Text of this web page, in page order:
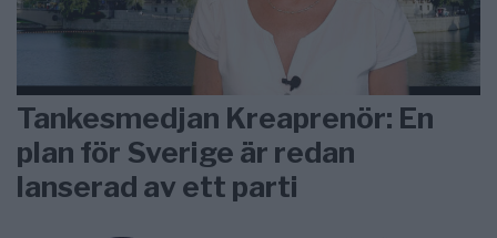
Tankesmedjan Kreaprenör: En
plan för Sverige är redan
lanserad av ett parti